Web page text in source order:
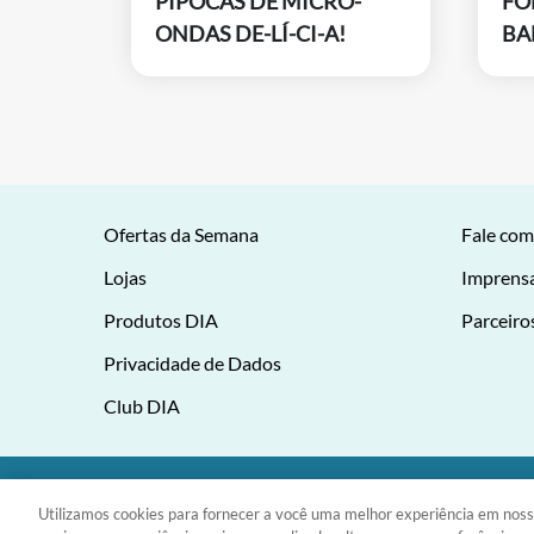
ONDAS DE-LÍ-CI-A!
Ofertas da Semana
Lojas
Produtos DIA
Privacidade de Dados
Club DIA
Fale
DIA Brasil Sociedade LTDA
Utilizamos cookies para fornecer a você uma melhor experiência em